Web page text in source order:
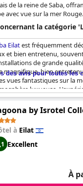
de la reine de Saba,
avec vue sur la mer
d'une piscine
Sheba Spa avec sauna,
la catégorie
Eilatest fréquemment
et bien entretenu,
de grande
magnifique, bien
vues fantastiques sur la
luxueuse.
et le dîner, est
le petit-déjeuner de
générale sont également
un parfum agréable
il existe des
répond aux normes
plusieurs clients le
de haut standing,
des avis pour toutes les
by Isrotel
à Eilat
Excellent
À